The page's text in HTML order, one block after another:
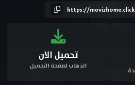
https://
تحميل الان
الذهاب لصفحة التحميل